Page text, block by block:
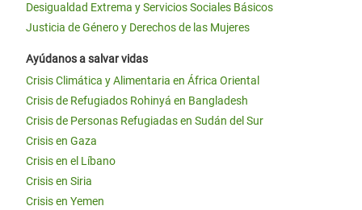
Desigualdad Extrema y Servicios Sociales Básicos
Justicia de Género y Derechos de las Mujeres
Ayúdanos a salvar vidas
Crisis Climática y Alimentaria en África Oriental
Crisis de Refugiados Rohinyá en Bangladesh
Crisis de Personas Refugiadas en Sudán del Sur
Crisis en Gaza
Crisis en el Líbano
Crisis en Siria
Crisis en Yemen